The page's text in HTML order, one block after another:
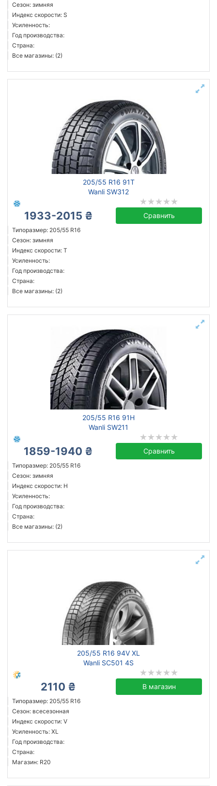
Сезон: зимняя
Индекс скорости: S
Усиленность:
Год производства:
Страна:
Все магазины: (2)
205/55 R16 91T
Wanli SW312
1933-2015 ₴ Сравнить
Типоразмер: 205/55 R16
Сезон: зимняя
Индекс скорости: T
Усиленность:
Год производства:
Страна:
Все магазины: (2)
205/55 R16 91H
Wanli SW211
1859-1940 ₴ Сравнить
Типоразмер: 205/55 R16
Сезон: зимняя
Индекс скорости: H
Усиленность:
Год производства:
Страна:
Все магазины: (2)
205/55 R16 94V XL
Wanli SC501 4S
2110 ₴ В магазин
Типоразмер: 205/55 R16
Сезон: всесезонная
Индекс скорости: V
Усиленность: XL
Год производства:
Страна:
Магазин: R20